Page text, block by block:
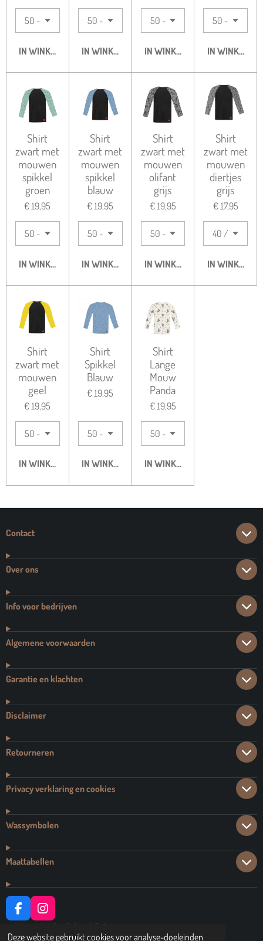
Deze website gebruikt cookies voor analyse-doeleinden
IN WINKELWAGENIN WINKELWAGENIN WINKELWAGEN
IN
Shirt
zwart met
mouwen
spikkel
groen
€ 19,95
IN WINKELWAGEN
Shirt
zwart met
mouwen
spikkel
blauw
€ 19,95
IN WINKELWAGEN
Shirt
zwart met
mouwen
olifant
grijs
€ 19,95
IN WINKELWAGEN
Shirt
zwart met
mouwen
diertjes
grijs
€ 17,95
IN
Shirt
zwart met
mouwen
geel
€ 19,95
IN WINKELWAGEN
Shirt
Spikkel
Blauw
€ 19,95
IN WINKELWAGEN
Shirt
Lange
Mouw
Panda
€ 19,95
IN WINKELWAGEN
Contact
Over ons
Info voor bedrijven
Algemene voorwaarden
Garantie en klachten
Disclaimer
Retourneren
Privacy verklaring en cookies
Wassymbolen
Maattabellen
F
A
C
I
N
S
© 2021 - 2026 Dutch Brand Fashion